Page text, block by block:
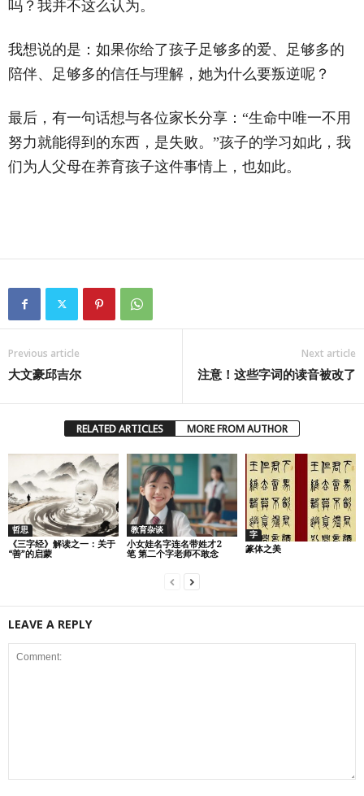
吗？我并不这么认为。
我想说的是：如果你给了孩子足够多的爱、足够多的
陪伴、足够多的信任与理解，她为什么要叛逆呢？
最后，有一句话想与各位家长分享：“生命中唯一不用
努力就能得到的东西，是失败。”孩子的学习如此，我
们为人父母在养育孩子这件事情上，也如此。
Previous article
大文豪邱吉尔
Next article
注意！这些字词的读音被改了
RELATED ARTICLES MORE FROM AUTHOR
哲思
《三字经》解读之一：关于
“善”的启蒙
教育杂谈
小女娃名字连名带姓才2
笔 第二个字老师不敢念
字
篆体之美
LEAVE A REPLY